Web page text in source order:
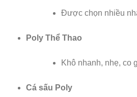
Được chọn nhiều
Poly Thể Thao
Khô nhanh, nhẹ, co
Cá sấu Poly